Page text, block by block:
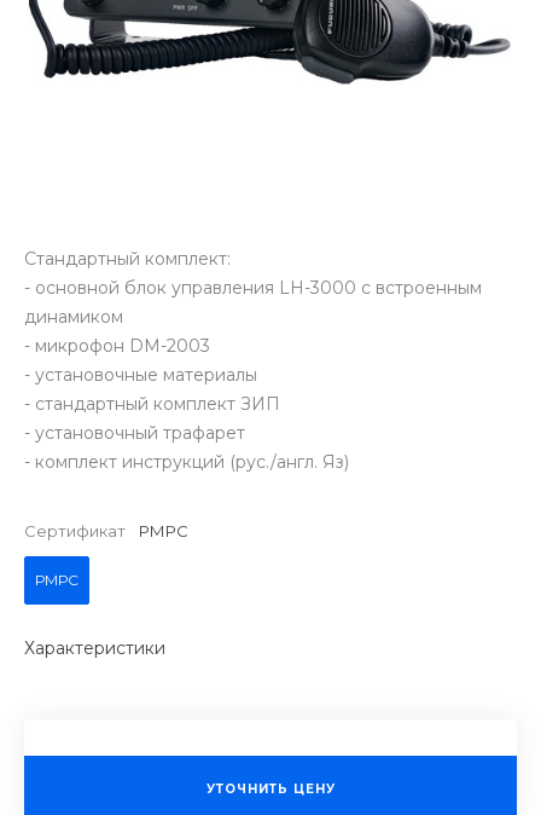
Стандартный комплект:
- основной блок управления LH-3000 с встроенным
динамиком
- микрофон DM-2003
- установочные материалы
- стандартный комплект ЗИП
- установочный трафарет
- комплект инструкций (рус./англ. Яз)
Сертификат РМРС
РМРС
Характеристики
УТОЧНИТЬ ЦЕНУ